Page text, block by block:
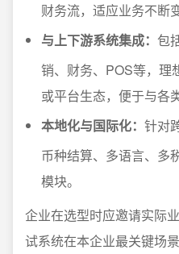
财务流，适应业务不断
与上下游系统集成： 包
销、财务、POS等，理
或平台生态，便于与各
本地化与国际化： 针对
币种结算、多语言、多
模块。
企业在选型时应邀请实际
试系统在本企业最关键场